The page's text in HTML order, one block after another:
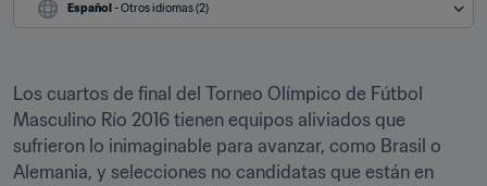
Español - Otros idiomas (2)
Los cuartos de final del Torneo Olímpico de Fútbol
Masculino Río 2016 tienen equipos aliviados que
sufrieron lo inimaginable para avanzar, como Brasil o
Alemania, y selecciones no candidatas que están en